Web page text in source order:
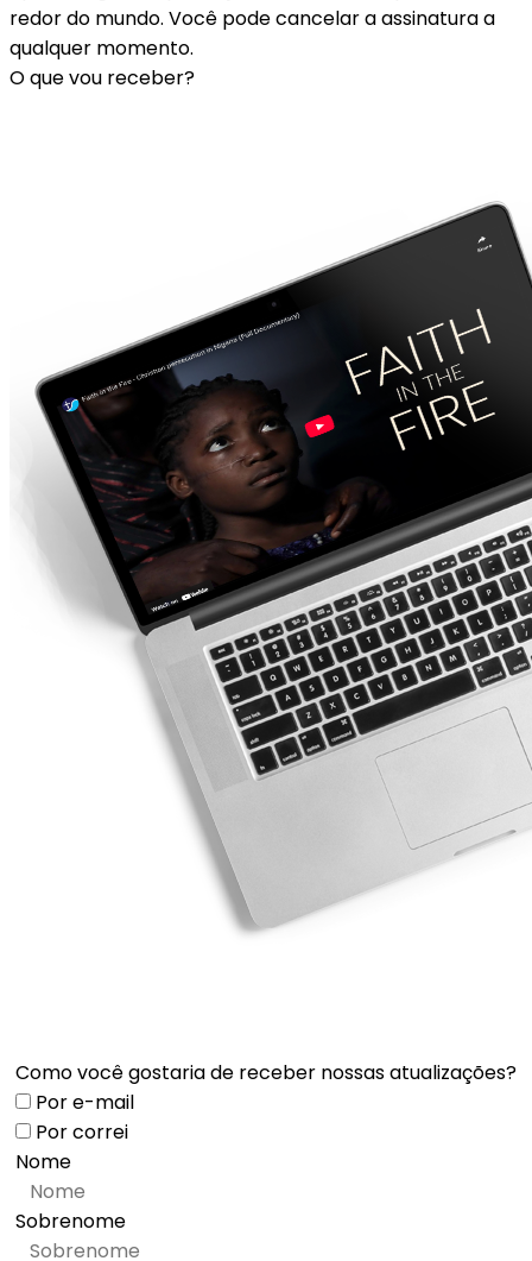
redor do mundo. Você pode cancelar a assinatura a
qualquer momento.
O que vou receber?
Como você gostaria de receber nossas atualizações?
Por e-mail
Por correi
Nome
Sobrenome